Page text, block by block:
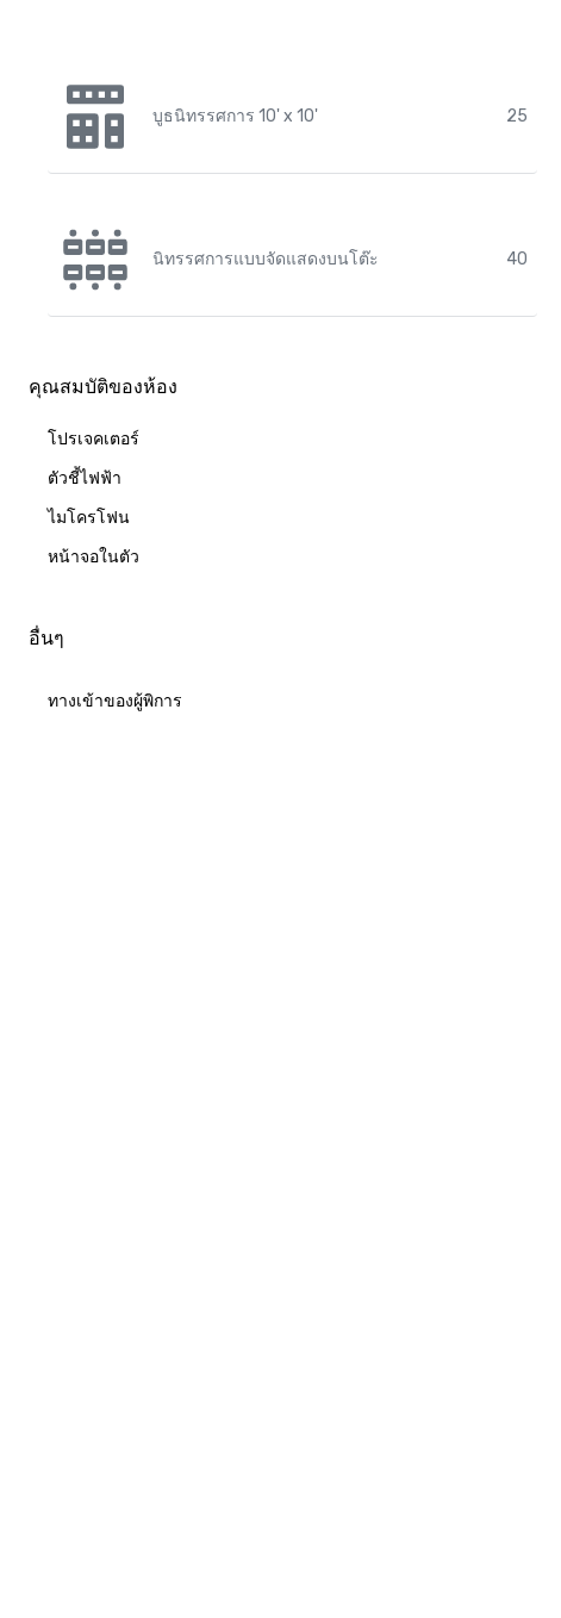
บูธนิทรรศการ 10' x 10' 25
นิทรรศการแบบจัดแสดงบนโต๊ะ 40
คุณสมบัติของห้อง
โปรเจคเตอร์
ตัวชี้ไฟฟ้า
ไมโครโฟน
หน้าจอในตัว
อื่นๆ
ทางเข้าของผู้พิการ